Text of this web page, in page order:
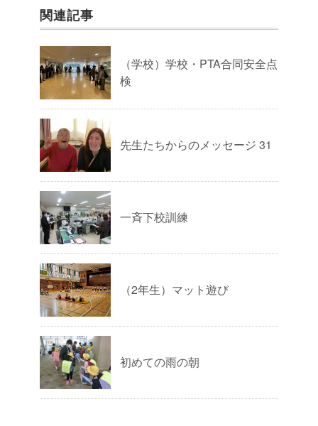
関連記事
（学校）学校・PTA合同安全点
検
先生たちからのメッセージ 31
一斉下校訓練
（2年生）マット遊び
初めての雨の朝